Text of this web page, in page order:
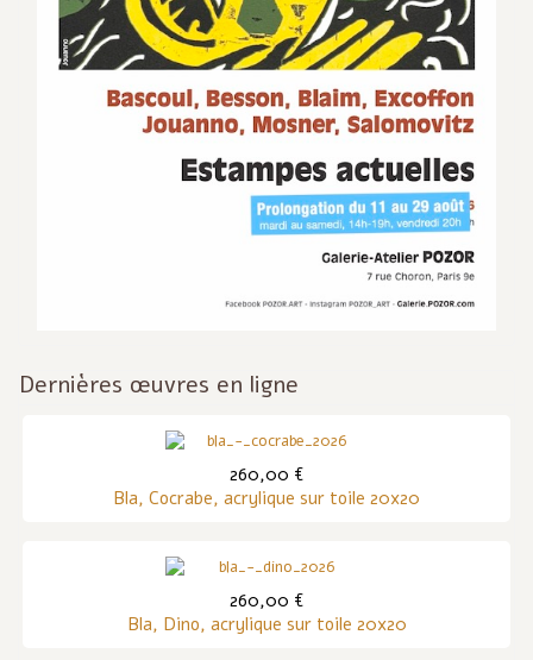
Dernières œuvres en ligne
260,00 €
Bla, Cocrabe, acrylique sur toile 20x20
260,00 €
Bla, Dino, acrylique sur toile 20x20